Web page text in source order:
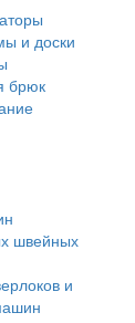
и доски
брюк
швейных
и